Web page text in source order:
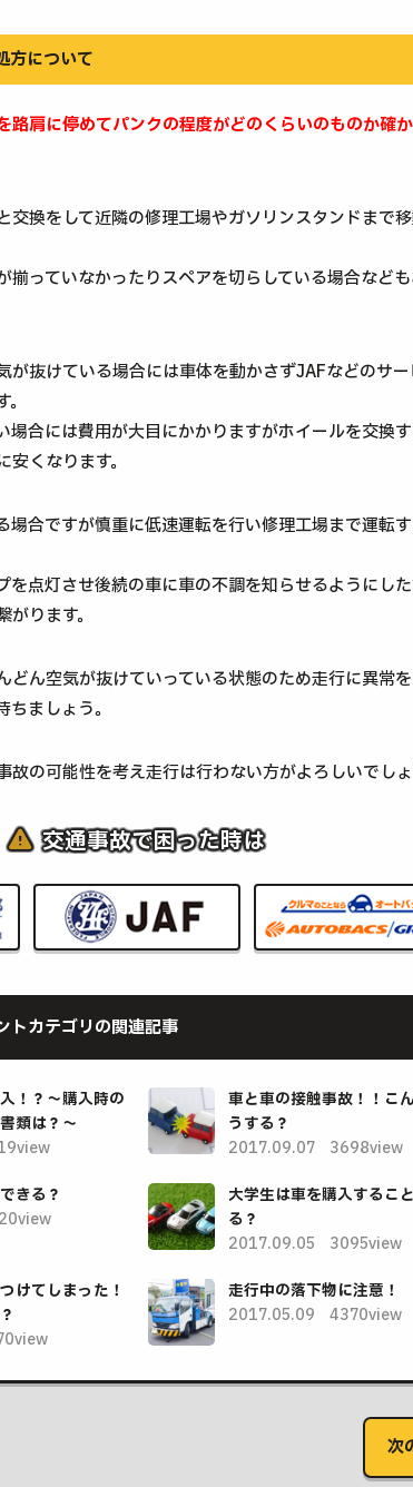
方について
路肩に停めてパンクの程度がどのくらいのものか確
交換をして近隣の修理工場やガソリンスタンドまで
揃っていなかったりスペアを切らしている場合など
が抜けている場合には車体を動かさずJAFなどのサ
場合には費用が大目にかかりますがホイールを交換
くなります。
場合ですが慎重に低速運転を行い修理工場まで運転
を点灯させ後続の車に車の不調を知らせるようにし
ります。
どん空気が抜けていっている状態のため走行に異常
ましょう。
故の可能性を考え走行は行わない方がよろしいでしょ
交通事故で困った時は
トカテゴリの関連記事
！？～購入時の
類は？～
車と車の接触事故！！こ
うする？
2017.09.07
3698view
きる？
大学生は車を購入するこ
る？
2017.09.05
3095view
けてしまった！
走行中の落下物に注意！
2017.05.09
4370view
次